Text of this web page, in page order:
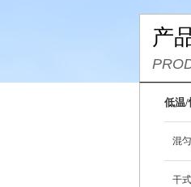
产
低温/
混
干